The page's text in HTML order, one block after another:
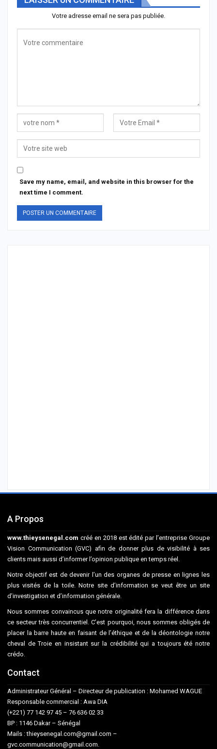
Votre adresse email ne sera pas publiée.
Save my name, email, and website in this browser for the
next time I comment.
A Propos
www.thieysenegal.com créé en 2018 est édité par l’entreprise Groupe
Vision Communication (GVC) afin de donner plus de visibilité à ses
clients mais aussi d’informer l’opinion publique en temps réel.
Notre objectif est de devenir l’un des organes de presse en lignes les
plus visités de la toile. Notre site d’information se veut être un site
d’investigation et d’information générale.
Nous sommes convaincus que notre originalité fera la différence dans
ce secteur très concurrentiel. C’est pourquoi, nous sommes obligés de
placer la barre haute en faisant de l’éthique et de la déontologie notre
cheval de Troie en insistant sur la crédibilité qui a toujours été notre
crédo.
Contact
Administrateur Général – Directeur de publication : Mohamed WAGUE
Responsable commercial : Awa DIA
(+221) 77 142 97 45 – 76 636 02 33
BP : 1146 Dakar – Sénégal
Mails : thieysenegal.com@gmail.com –
gvc.communication@gmail.com.